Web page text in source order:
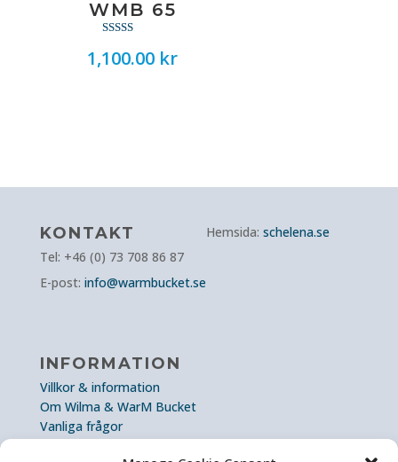
WMB 65
5.00
av 5
1,100.00 kr
KONTAKT
Tel: +46 (0) 73 708 86 87
E-post: info@warmbucket.se
Hemsida: schelena.se
INFORMATION
Villkor & information
Om Wilma & WarM Bucket
Vanliga frågor